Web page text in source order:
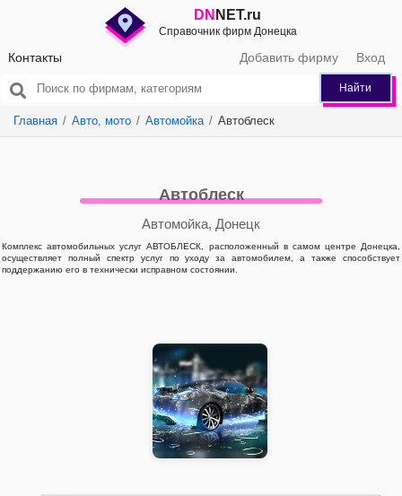
DN NET.ru
Справочник фирм Донецка
Контакты Добавить фирму Вход
Найти
Главная Авто, мото Автомойка Автоблеск
Автоблеск
Автомойка, Донецк
Комплекс автомобильных услуг АВТОБЛЕСК, расположенный в самом центре Донецка,
осуществляет полный спектр услуг по уходу за автомобилем, а также способствует
поддержанию его в технически исправном состоянии.